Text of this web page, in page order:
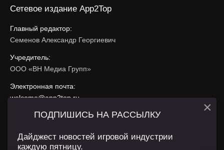
Сетевое издание App2Top
Главный редактор:
Семенов Александр Георгиевич
Учредитель:
ООО «ВН Медиа Групп»
Электронная почта:
welcome@app2top.ru
При использовании материалов активная ссылка на
ПОДПИШИСЬ НА РАССЫЛКУ
Дайджест новостей игровой индустрии
каждую пятницу.
×